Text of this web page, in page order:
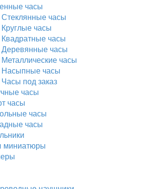
часы
Стеклянные часы
Круглые часы
Квадратные часы
Деревянные часы
Металлические часы
Насыпные часы
Часы под заказ
часы
часы
часы
часы
миниатюры